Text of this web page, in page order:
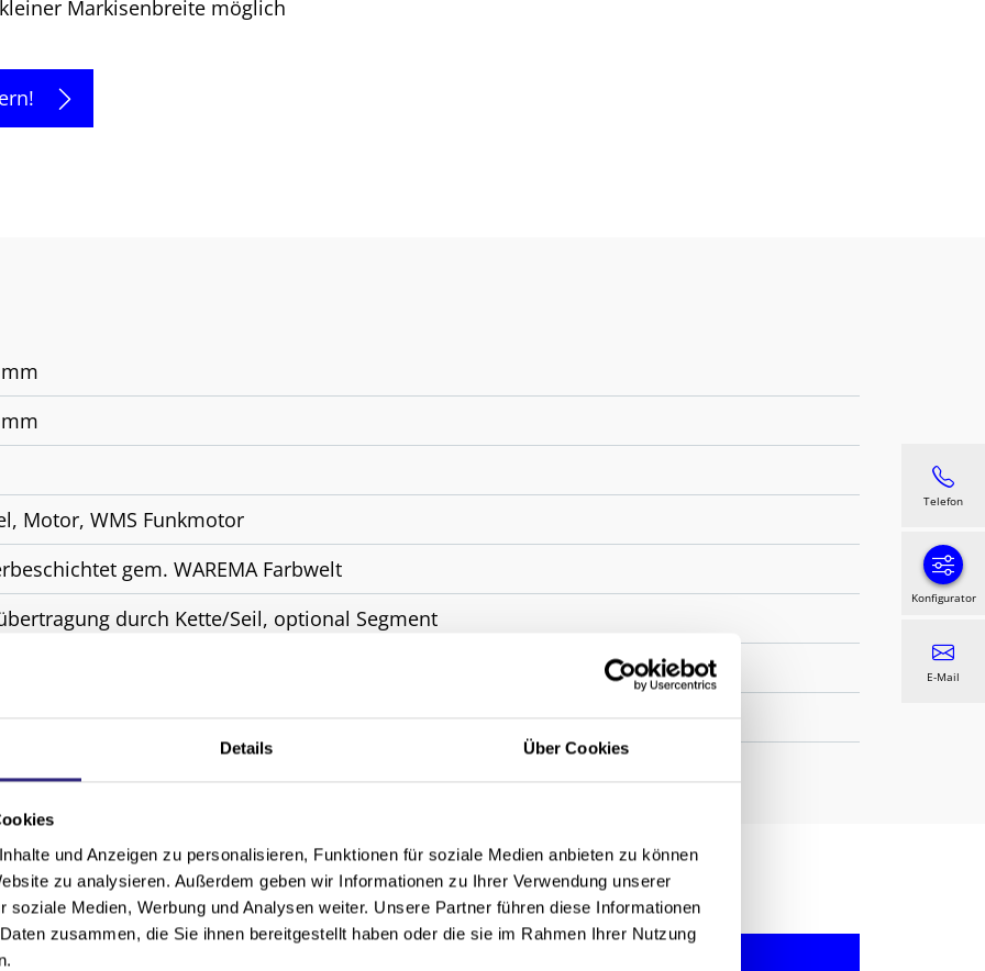
Details Über Cookies
und Anzeigen zu personalisieren, Funktionen für soziale Medien anbieten zu können
zu analysieren. Außerdem geben wir Informationen zu Ihrer Verwendung unserer
soziale Medien, Werbung und Analysen weiter. Unsere Partner führen diese Informationen
zusammen, die Sie ihnen bereitgestellt haben oder die sie im Rahmen Ihrer Nutzung
Markisenbreite möglich
Motor, WMS Funkmotor
gem. WAREMA Farbwelt
durch Kette/Seil, optional Segment
All Weather, Acryl Standard, Soltis 92, Starlight Blue, Twilight Pearl
Deckenmontage, Wandmontage
Telefon
Konfigurator
E-Mail